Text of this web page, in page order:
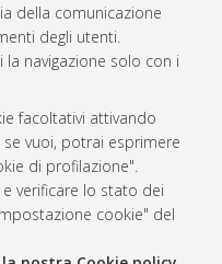
della comunicazione
degli utenti.
navigazione solo con i
facoltativi attivando
vuoi, potrai esprimere
di profilazione".
verificare lo stato dei
cookie" del